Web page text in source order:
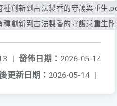
種創新到古法製香的守護與重生
種創新到古法製香的守護與重生
發佈日期： 2026-05-14
|
更新日期： 2026-05-14 |